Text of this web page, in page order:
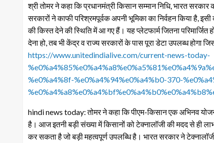
श्री तोमर ने कहा कि प्रधानमंत्री किसान सम्मान निधि, भारत सरकार
सरकारों ने काफी परिश्रमपूर्वक अपनी भूमिका का निर्वहन किया है,
की किस्त देने की स्थिति में आ गए हैं। यह प्लेटफार्म जितना
देना हो, तब भी केंद्र व राज्य सरकारों के पास पूरा डेटा उपलब्ध होगा
https://www.unitedindialive.com/current-news-today-
%e0%a4%8f-%e0%a4%94%e0%a4%b0-370-
hindi news today: तोमर ने कहा कि पीएम-किसान एक अभिनव
है। आज इतनी बड़ी संख्या में किसानों को टेक्नालॉजी की मदद से ही
कर सकता है जो बड़ी महत्वपूर्ण उपलब्धि है। भारत सरकार ने